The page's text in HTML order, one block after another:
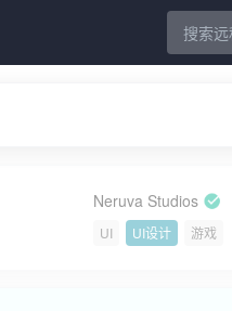
Neruva Studios
UI UI设计 游戏